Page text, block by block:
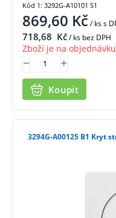
869,60 Kč/ kss
718,68 Kč/ ks bez DPH
Zboží je na
Koupit
Kód 1: 3292G-A10101 S1
3294G-A00125 B1 Kryt stmívače s otočným ovládáním, jasně